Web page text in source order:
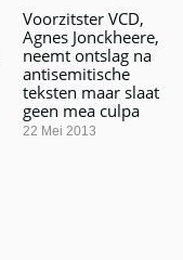
Voorzitster VCD,
Agnes Jonckheere,
neemt ontslag na
antisemitische
teksten maar slaat
geen mea culpa
22 Mei 2013